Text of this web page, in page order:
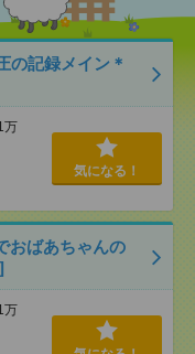
記録メイン＊
万
気になる！
おばあちゃんの
万